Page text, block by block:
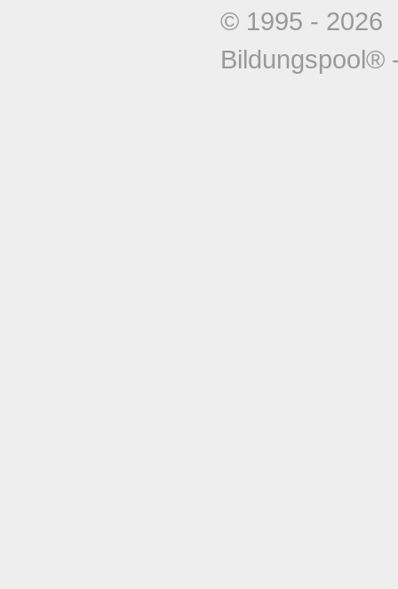
© 1995 -
Bildungspool®